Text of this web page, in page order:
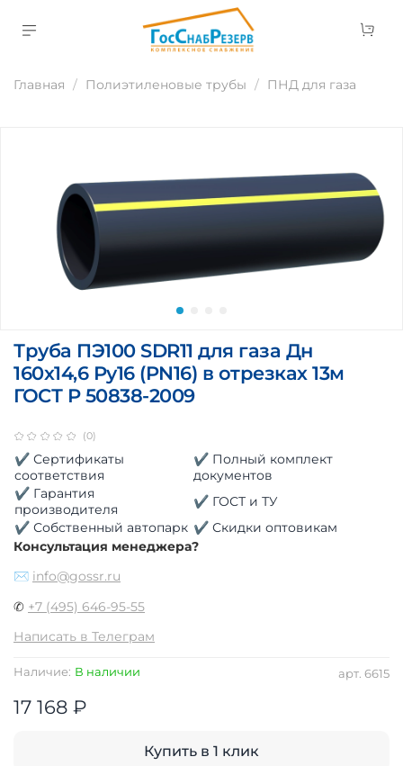
Главная Полиэтиленовые трубы ПНД для газа
(0)
арт. 6615
Наличие: В наличии
Труба ПЭ100 SDR11 для газа Дн
160х14,6 Ру16 (PN16) в отрезках 13м
ГОСТ Р 50838-2009
17 168 ₽
Купить в 1 клик
✔ Сертификаты
соответствия
✔ Полный комплект
документов
✔ Гарантия
производителя
✔ ГОСТ и ТУ
✔ Собственный автопарк ✔ Скидки оптовикам
Консультация менеджера?
✉ info@gossr.ru
✆ +7 (495) 646-95-55
Написать в Телеграм